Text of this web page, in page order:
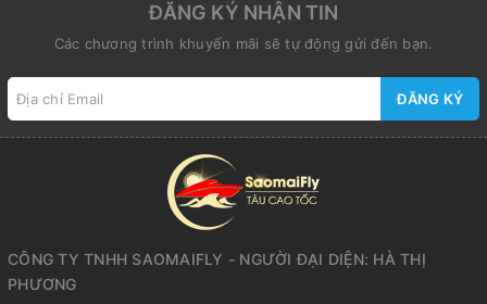
ĐĂNG KÝ NHẬN TIN
Các chương trình khuyến mãi sẽ tự động gửi đến bạn.
ĐĂNG KÝ
CÔNG TY TNHH SAOMAIFLY - NGƯỜI ĐẠI DIỆN: HÀ THỊ
PHƯƠNG